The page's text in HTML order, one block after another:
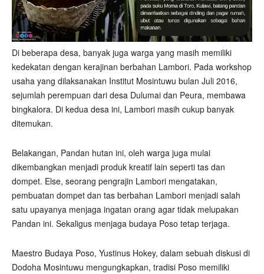
Di beberapa desa, banyak juga warga yang masih memiliki
kedekatan dengan kerajinan berbahan Lambori. Pada workshop
usaha yang dilaksanakan Institut Mosintuwu bulan Juli 2016,
sejumlah perempuan dari desa Dulumai dan Peura, membawa
bingkalora. Di kedua desa ini, Lambori masih cukup banyak
ditemukan.
Belakangan, Pandan hutan ini, oleh warga juga mulai
dikembangkan menjadi produk kreatif lain seperti tas dan
dompet. Else, seorang pengrajin Lambori mengatakan,
pembuatan dompet dan tas berbahan Lambori menjadi salah
satu upayanya menjaga ingatan orang agar tidak melupakan
Pandan ini. Sekaligus menjaga budaya Poso tetap terjaga.
Maestro Budaya Poso, Yustinus Hokey, dalam sebuah diskusi di
Dodoha Mosintuwu mengungkapkan, tradisi Poso memiliki